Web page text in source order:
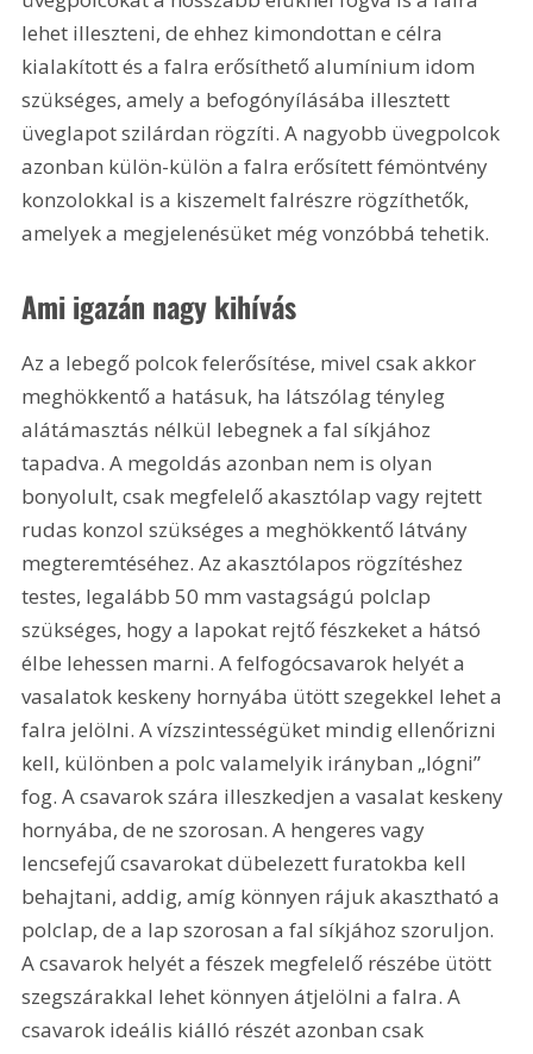
lehet illeszteni, de ehhez kimondottan e célra
kialakított és a falra erősíthető alumínium idom
szükséges, amely a befogónyílásába illesztett
üveglapot szilárdan rögzíti. A nagyobb üvegpolcok
azonban külön-külön a falra erősített fémöntvény
konzolokkal is a kiszemelt falrészre rögzíthetők,
amelyek a megjelenésüket még vonzóbbá tehetik.
Ami igazán nagy kihívás
Az a lebegő polcok felerősítése, mivel csak akkor
meghökkentő a hatásuk, ha látszólag tényleg
alátámasztás nélkül lebegnek a fal síkjához
tapadva. A megoldás azonban nem is olyan
bonyolult, csak megfelelő akasztólap vagy rejtett
rudas konzol szükséges a meghökkentő látvány
megteremtéséhez. Az akasztólapos rögzítéshez
testes, legalább 50 mm vastagságú polclap
szükséges, hogy a lapokat rejtő fészkeket a hátsó
élbe lehessen marni. A felfogócsavarok helyét a
vasalatok keskeny hornyába ütött szegekkel lehet a
falra jelölni. A vízszintességüket mindig ellenőrizni
kell, különben a polc valamelyik irányban „lógni”
fog. A csavarok szára illeszkedjen a vasalat keskeny
hornyába, de ne szorosan. A hengeres vagy
lencsefejű csavarokat dübelezett furatokba kell
behajtani, addig, amíg könnyen rájuk akasztható a
polclap, de a lap szorosan a fal síkjához szoruljon.
A csavarok helyét a fészek megfelelő részébe ütött
szegszárakkal lehet könnyen átjelölni a falra. A
csavarok ideális kiálló részét azonban csak